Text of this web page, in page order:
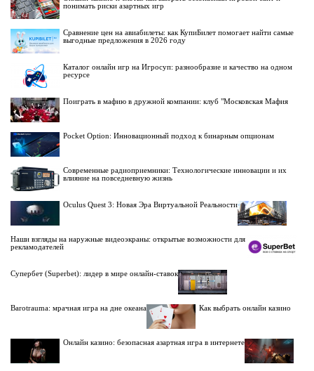
понимать риски азартных игр
Сравнение цен на авиабилеты: как КупиБилет помогает найти самые
выгодные предложения в 2026 году
Каталог онлайн игр на Игросуп: разнообразие и качество на одном
ресурсе
Поиграть в мафию в дружной компании: клуб "Московская Мафия
Pocket Option: Инновационный подход к бинарным опционам
Современные радиоприемники: Технологические инновации и их
влияние на повседневную жизнь
Oculus Quest 3: Новая Эра Виртуальной Реальности
Наши взгляды на наружные видеоэкраны: открытые возможности для
рекламодателей
Супербет (Superbet): лидер в мире онлайн-ставок
Barotrauma: мрачная игра на дне океана Как выбрать онлайн казино
Онлайн казино: безопасная азартная игра в интернете